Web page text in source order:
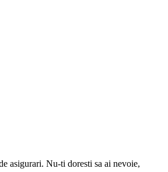
asigurari. Nu-ti doresti sa ai nevoie,